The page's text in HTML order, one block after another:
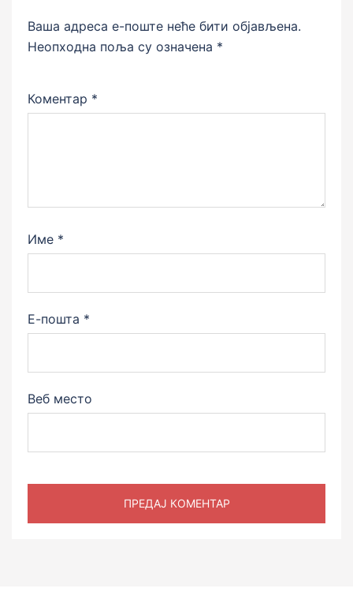
Ваша адреса е-поште неће бити објављена.
Неопходна поља су означена *
Коментар *
Име *
Е-пошта *
Веб место